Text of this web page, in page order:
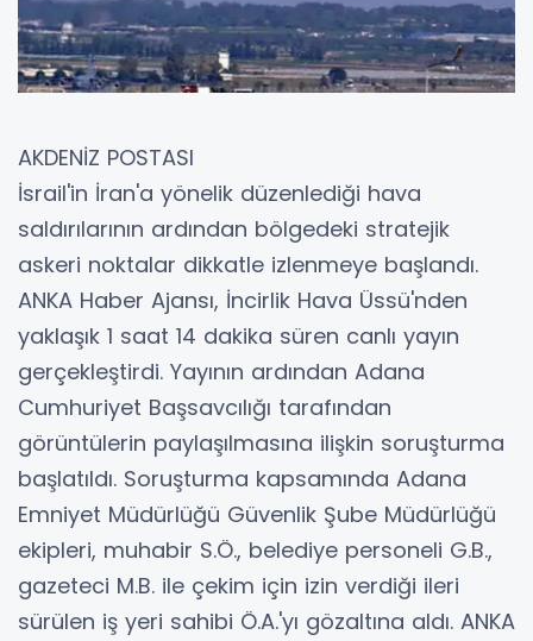
AKDENİZ POSTASI
İsrail'in İran'a yönelik düzenlediği hava
saldırılarının ardından bölgedeki stratejik
askeri noktalar dikkatle izlenmeye başlandı.
ANKA Haber Ajansı, İncirlik Hava Üssü'nden
yaklaşık 1 saat 14 dakika süren canlı yayın
gerçekleştirdi. Yayının ardından Adana
Cumhuriyet Başsavcılığı tarafından
görüntülerin paylaşılmasına ilişkin soruşturma
başlatıldı. Soruşturma kapsamında Adana
Emniyet Müdürlüğü Güvenlik Şube Müdürlüğü
ekipleri, muhabir S.Ö., belediye personeli G.B.,
gazeteci M.B. ile çekim için izin verdiği ileri
sürülen iş yeri sahibi Ö.A.'yı gözaltına aldı. ANKA